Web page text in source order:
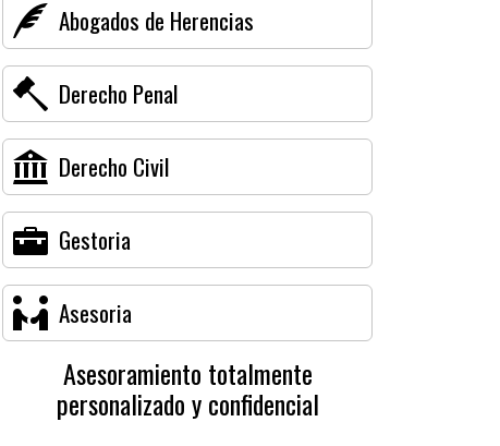
Abogados de Herencias
Derecho Penal
Derecho Civil
Gestoria
Asesoria
Asesoramiento totalmente
personalizado y confidencial